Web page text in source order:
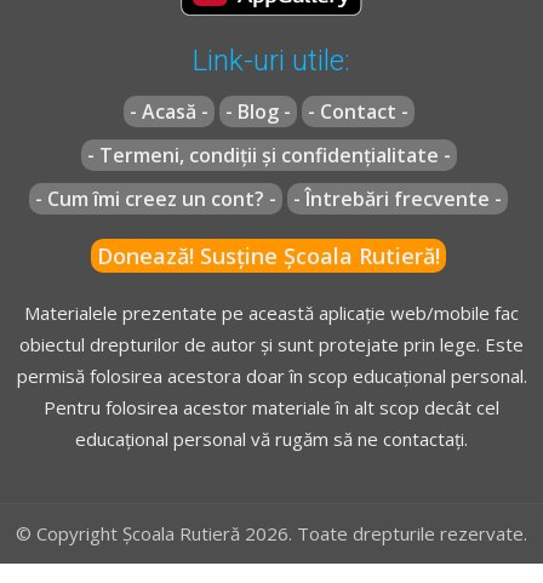
Link-uri utile:
- Acasă - - Blog -
- Contact -
- Termeni, condiții și confidențialitate -
- Cum îmi creez un cont? -
- Întrebări frecvente -
Donează! Susține Școala Rutieră!
Materialele prezentate pe această aplicație web/mobile fac
obiectul drepturilor de autor și sunt protejate prin lege. Este
permisă folosirea acestora doar în scop educațional personal.
Pentru folosirea acestor materiale în alt scop decât cel
educațional personal vă rugăm să ne contactați.
© Copyright Școala Rutieră 2026. Toate drepturile rezervate.